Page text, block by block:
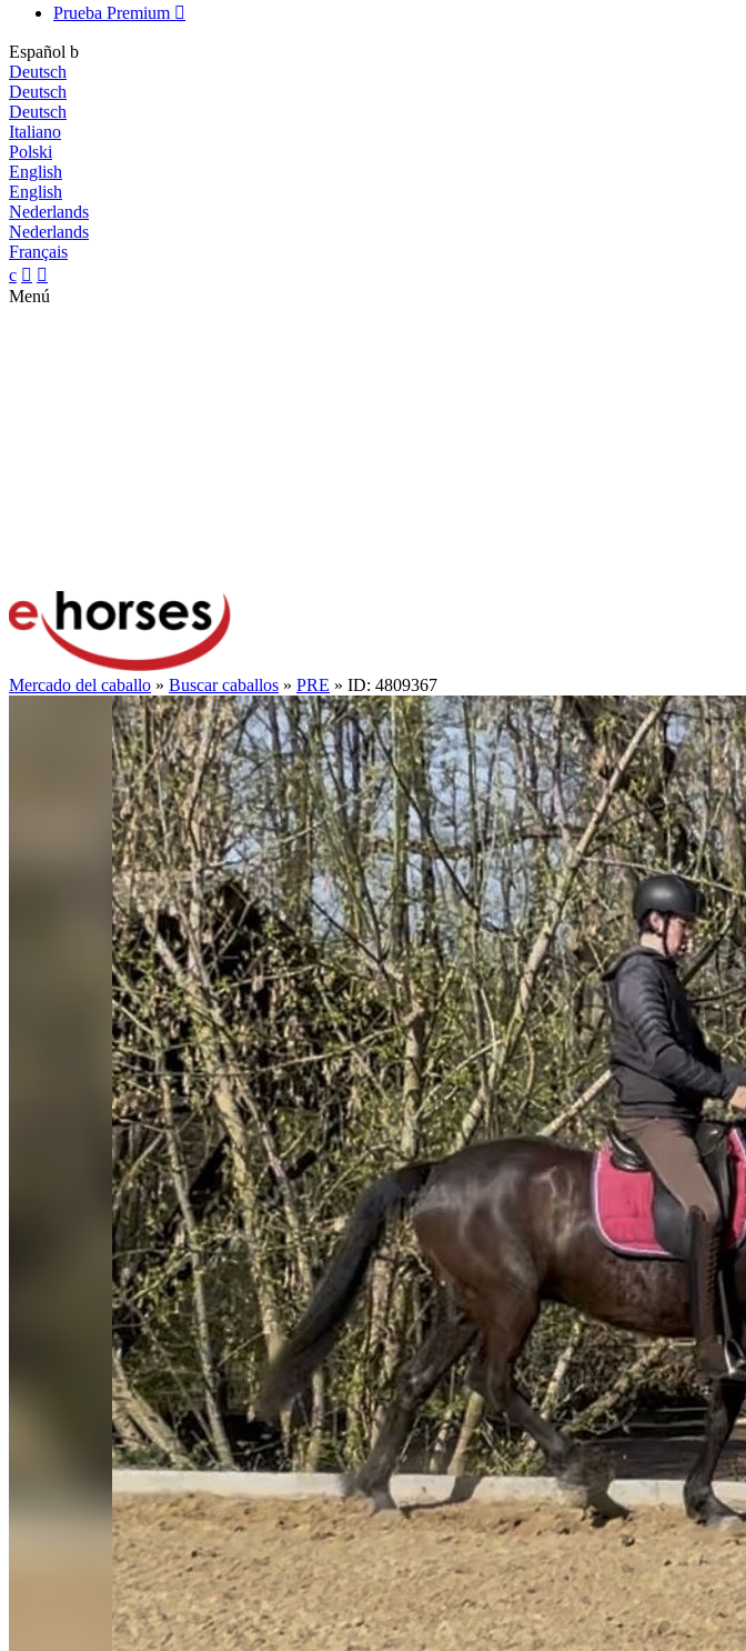
Prueba Premium 
Español b
Deutsch
Deutsch
Deutsch
Italiano
Polski
English
English
Nederlands
Nederlands
Français
c  
Menú
Mercado del caballo » Buscar caballos » PRE » ID: 4809367